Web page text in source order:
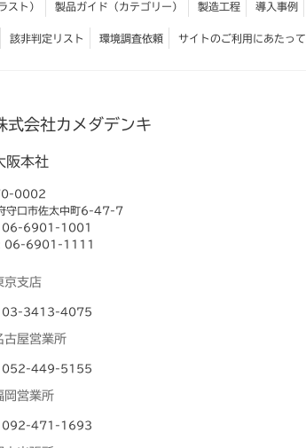
スト） 製品ガイド（カテゴリー） 製造工程 導入事例
該非判定リスト 環境調査依頼 サイトのご利用にあたって
式会社カメダデンキ
阪本社
0002
守口市佐太中町6-47-7
06-6901-1001
06-6901-1111
京支店
03-3413-4075
古屋営業所
052-449-5155
岡営業所
092-471-1693